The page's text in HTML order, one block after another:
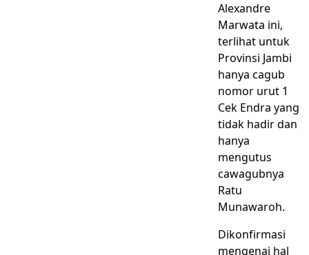
Alexandre
Marwata ini,
terlihat untuk
Provinsi Jambi
hanya cagub
nomor urut 1
Cek Endra yang
tidak hadir dan
hanya
mengutus
cawagubnya
Ratu
Munawaroh.
Dikonfirmasi
mengenai hal